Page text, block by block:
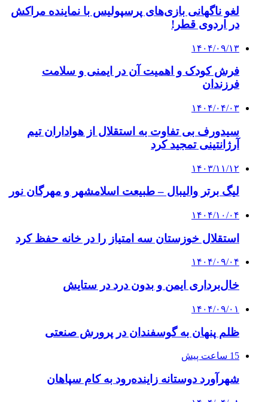
لغو ناگهانی بازی‌های پرسپولیس با نماینده مراکش
در اردوی قطر!
۱۴۰۴/۰۹/۱۳
فرش کودک و اهمیت آن در ایمنی و سلامت
فرزندان
۱۴۰۴/۰۴/۰۳
سیدورف بی تفاوت به استقلال از هواداران تیم
آرژانتینی تمجید کرد
۱۴۰۳/۱۱/۱۲
لیگ برتر والیبال – طبیعت اسلامشهر و مهرگان نور
۱۴۰۴/۱۰/۰۴
استقلال خوزستان سه امتیاز را در خانه حفظ کرد
۱۴۰۴/۰۹/۰۴
خال‌برداری ایمن و بدون درد در ستایش
۱۴۰۴/۰۹/۰۱
ظلم پنهان به گوسفندان در پرورش صنعتی
15 ساعت پیش
شهرآورد دوستانه زاینده‌رود به کام سپاهان